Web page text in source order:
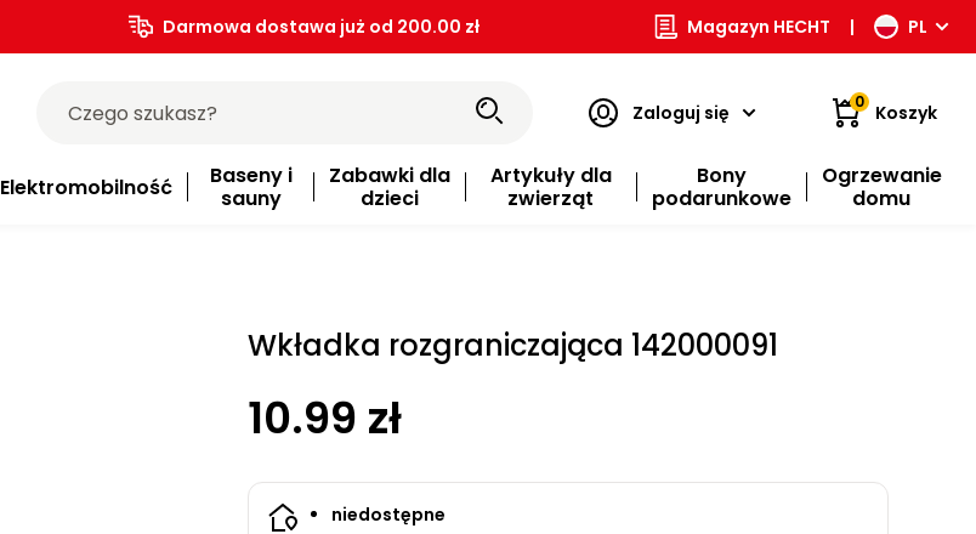
Darmowa dostawa już od 200.00 zł Magazyn HECHT | PL
Zaloguj się 0 Koszyk
Elektromobilność
Baseny i
sauny
Zabawki dla
dzieci
Artykuły dla
zwierząt
Bony
podarunkowe
Ogrzewanie
domu
Wkładka rozgraniczająca 142000091
10.99 zł
niedostępne